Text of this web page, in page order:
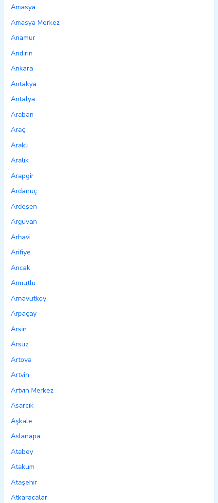
Amasya
Amasya Merkez
Anamur
Andırın
Ankara
Antakya
Antalya
Araban
Araç
Araklı
Aralık
Arapgir
Ardanuç
Ardeşen
Arguvan
Arhavi
Arifiye
Arıcak
Armutlu
Arnavutköy
Arpaçay
Arsin
Arsuz
Artova
Artvin
Artvin Merkez
Asarcık
Aşkale
Aslanapa
Atabey
Atakum
Ataşehir
Atkaracalar